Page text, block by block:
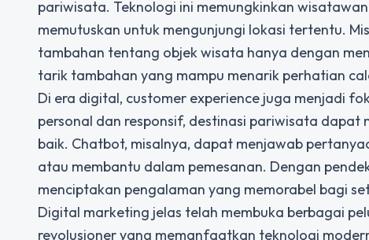
pariwisata. Teknologi ini memungkinkan
memutuskan untuk mengunjungi lokasi tertentu.
tambahan tentang objek wisata hanya dengan
tarik tambahan yang mampu menarik perhatian
Di era digital, customer experience juga menjadi
personal dan responsif, destinasi pariwisata
baik. Chatbot, misalnya, dapat menjawab
atau membantu dalam pemesanan. Dengan
menciptakan pengalaman yang memorabel bagi
Digital marketing jelas telah membuka berbagai
revolusioner yang memanfaatkan teknologi